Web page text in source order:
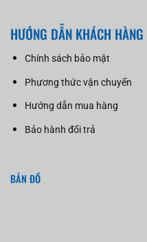
HƯỚNG DẪN KHÁCH HÀNG
Chính sách bảo mật
Phương thức vận chuyển
Hướng dẫn mua hàng
Bảo hành đổi trả
BẢN ĐỒ